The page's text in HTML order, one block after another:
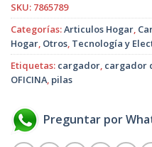
SKU: 7865789
Categorías:Articulos Hogar,
Hogar, Otros, Tecnología y
Etiquetas: cargador, cargador
OFICINA, pilas
Preguntar por